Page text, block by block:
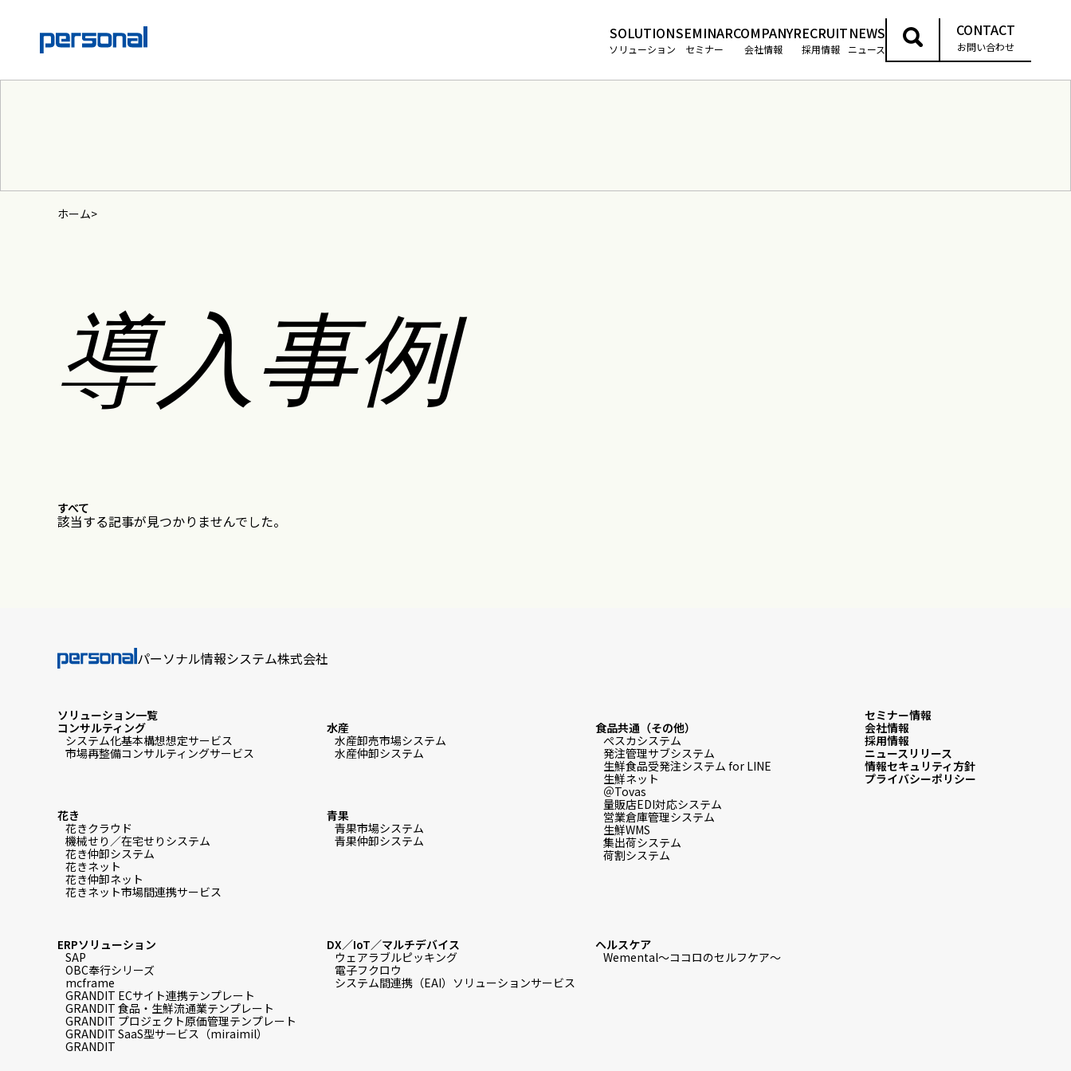
SOLUTION
ソリューション
SEMINAR
セミナー
COMPANY
会社情報
RECRUIT
採用情報
NEWS
ニュース
CONTACT
お問い合わせ
ホーム
導入事例
すべて
該当する記事が見つかりませんでした。
パーソナル情報システム株式会社
ソリューション一覧
コンサルティング
システム化基本構想想定サービス
市場再整備コンサルティングサービス
水産
水産卸売市場システム
水産仲卸システム
食品共通（その他）
ぺスカシステム
発注管理サブシステム
生鮮食品受発注システム for LINE
生鮮ネット
＠Tovas
量販店EDI対応システム
営業倉庫管理システム
生鮮WMS
集出荷システム
荷割システム
花き
花きクラウド
機械せり／在宅せりシステム
花き仲卸システム
花きネット
花き仲卸ネット
花きネット市場間連携サービス
青果
青果市場システム
青果仲卸システム
セミナー情報
会社情報
採用情報
ニュースリリース
情報セキュリティ方針
プライバシーポリシー
ERPソリューション
SAP
OBC奉行シリーズ
mcframe
GRANDIT ECサイト連携テンプレート
GRANDIT 食品・生鮮流通業テンプレート
GRANDIT プロジェクト原価管理テンプレート
GRANDIT SaaS型サービス（miraimil）
GRANDIT
DX／IoT／マルチデバイス
ウェアラブルピッキング
電子フクロウ
システム間連携（EAI）ソリューションサービス
ヘルスケア
Wemental～ココロのセルフケア～